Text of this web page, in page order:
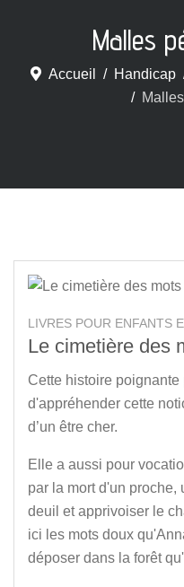
Malles
Accueil Handicap
LIVRES POUR ENFANTS
Le cimetière des
Cette histoire
d'appréhender cette
d’un être cher.
Elle a aussi pour
par la mort d'un proche,
deuil et apprivoiser le
ici les mots doux
déposer dans la forêt